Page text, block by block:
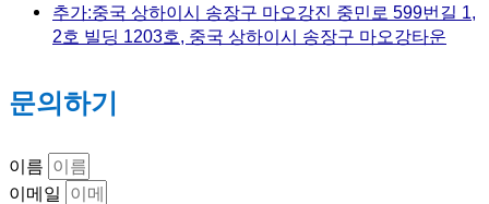
추가:중국 상하이시 송장구 마오강진 중민로 599번길 1,
2호 빌딩 1203호, 중국 상하이시 송장구 마오강타운
문의하기
이름
이메일